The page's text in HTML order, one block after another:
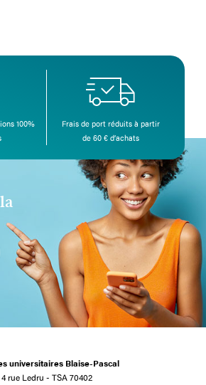
100%
Frais de port réduits à partir
de 60 € d’achats
universitaires Blaise-Pascal
4 rue Ledru - TSA 70402